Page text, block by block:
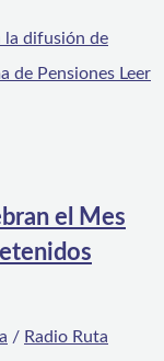
la difusión de
de Pensiones Leer
el Mes
/ Radio Ruta